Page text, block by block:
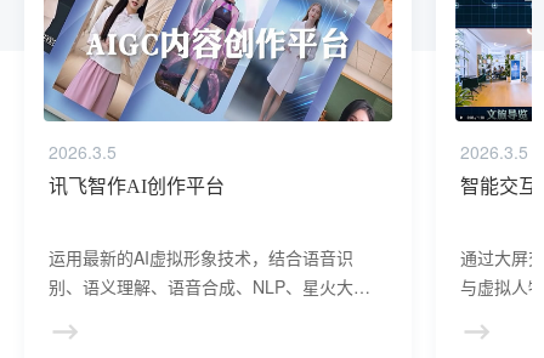
2026.3.5
讯飞智作AI创作平台
运用最新的AI虚拟形象技术，结合语音识
别、语义理解、语音合成、NLP、星火大模
建、AI驱动、多模态交互的多场景虚拟人产
2026.3.5
智能交互
通过大屏
与虚拟人
景，可广